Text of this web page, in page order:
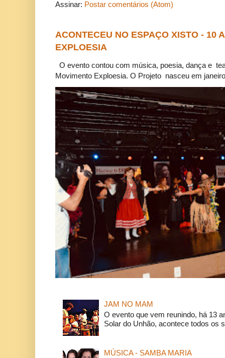
Assinar: Postar comentários (Atom)
ACONTECEU NO ESPAÇO XISTO - 10
EXPLOESIA
O evento contou com música, poesia, dança e
Movimento Exploesia. O Projeto nasceu em
JAM NO MAM
O evento que vem reunindo, há 13
Solar do Unhão, acontece todos os
MÚSICA - SAMBA MARIA